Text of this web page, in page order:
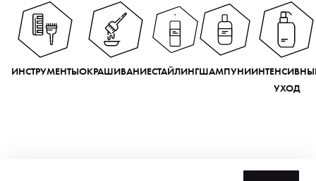
ИНСТРУМЕНТЫОКРАШИВАНИЕСТАЙЛИНГШАМПУНИ
УХОД